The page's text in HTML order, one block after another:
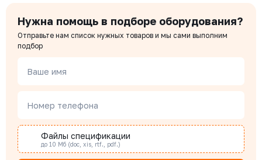
Нужна помощь в подборе оборудования?
Отправьте нам список нужных товаров и мы сами выполним
подбор
Ваше имя
Номер телефона
Файлы спецификации
до 10 Мб (doc, xis, rtf., pdf.)